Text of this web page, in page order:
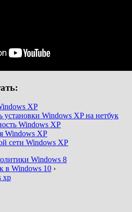
XP
установки Windows XP на нетбук
Windows XP
Windows XP
сети Windows XP
Windows 8
в Windows 10 ›
xp